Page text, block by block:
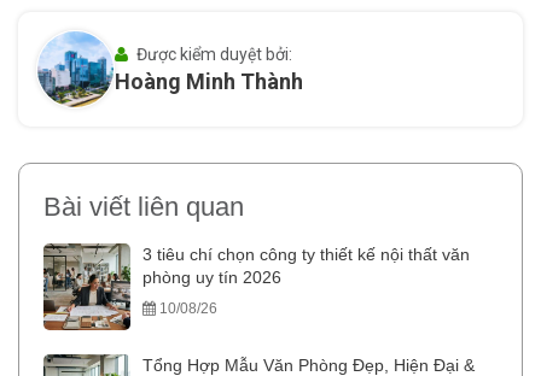
Được kiểm duyệt bởi:
Hoàng Minh Thành
Bài viết liên quan
3 tiêu chí chọn công ty thiết kế nội thất văn
phòng uy tín 2026
10/08/26
Tổng Hợp Mẫu Văn Phòng Đẹp, Hiện Đại &